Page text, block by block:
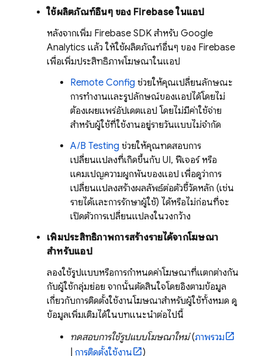
ใช้ผลิตภัณฑ์อื่นๆ ของ Firebase ในแอป
หลังจากเพิ่ม Firebase SDK สำหรับ Google
Analytics แล้ว ให้ใช้ผลิตภัณฑ์อื่นๆ ของ Firebase
เพื่อเพิ่มประสิทธิภาพโฆษณาในแอป
Remote Config ช่วยให้คุณเปลี่ยนลักษณะ
การทำงานและรูปลักษณ์ของแอปได้โดยไม่
ต้องเผยแพร่อัปเดตแอป โดยไม่มีค่าใช้จ่าย
สำหรับผู้ใช้ที่ใช้งานอยู่รายวันแบบไม่จำกัด
A/B Testing ช่วยให้คุณทดสอบการ
เปลี่ยนแปลงที่เกิดขึ้นกับ UI, ฟีเจอร์ หรือ
แคมเปญความผูกพันของแอป เพื่อดูว่าการ
เปลี่ยนแปลงสร้างผลลัพธ์ต่อตัวชี้วัดหลัก (เช่น
รายได้และการรักษาผู้ใช้) ได้หรือไม่ก่อนที่จะ
เปิดตัวการเปลี่ยนแปลงในวงกว้าง
เพิ่มประสิทธิภาพการสร้างรายได้จากโฆษณา
สำหรับแอป
ลองใช้รูปแบบหรือการกำหนดค่าโฆษณาที่แตกต่างกัน
กับผู้ใช้กลุ่มย่อย จากนั้นตัดสินใจโดยอิงตามข้อมูล
เกี่ยวกับการติดตั้งใช้งานโฆษณาสำหรับผู้ใช้ทั้งหมด ดู
ข้อมูลเพิ่มเติมได้ในบทแนะนำต่อไปนี้
ทดสอบการใช้รูปแบบโฆษณาใหม่(ภาพรวม
การติดตั้งใช้งาน )